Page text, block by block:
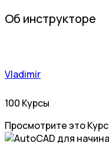
Об инструкторе
Vladimir
100 Курсы
Просмотрите это Курс